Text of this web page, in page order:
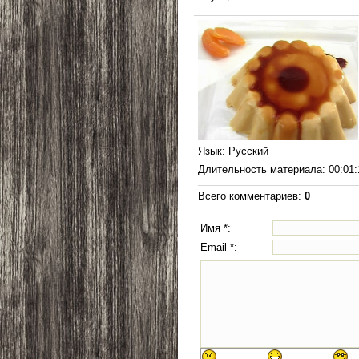
Язык: Русский
Длительность материала:
Всего комментариев: 0
Имя *:
Email *: